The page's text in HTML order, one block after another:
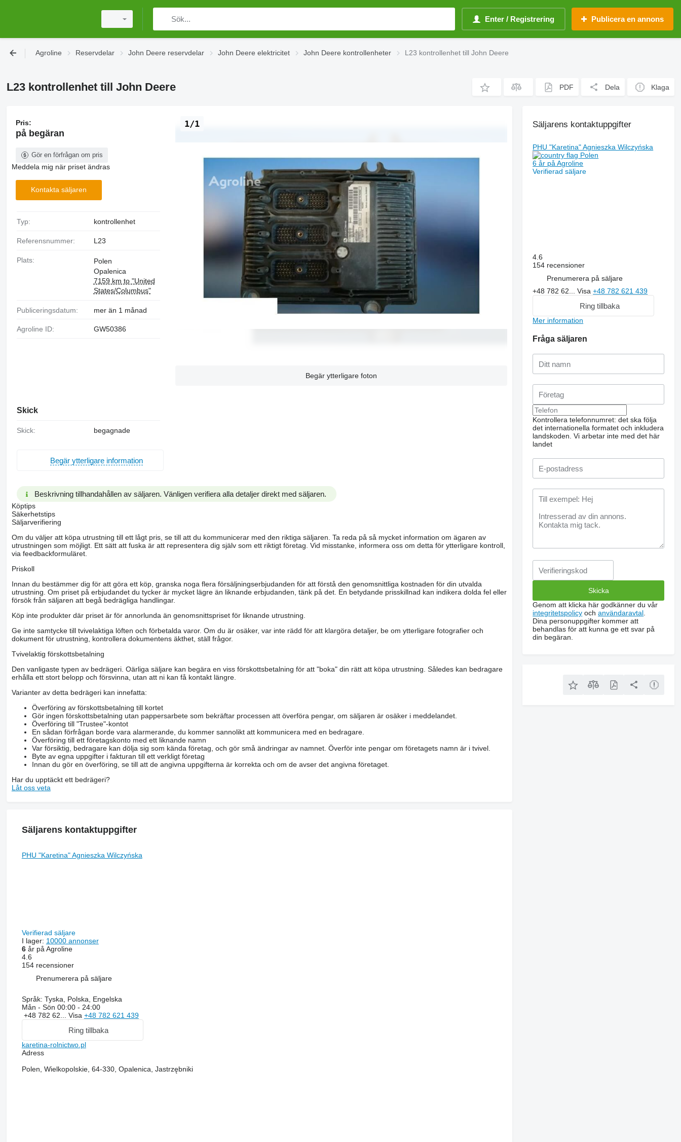
Enter / Registrering Publicera en annons
Agroline Reservdelar John Deere reservdelar John Deere elektricitet John Deere kontrollenheter L23 kontrollenhet till John Deere
L23 kontrollenhet till John Deere PDF Dela Klaga
1/1
Begär ytterligare foton
Pris:
på begäran
Gör en förfrågan om pris
Meddela mig när priset ändras
Kontakta säljaren
Typ: kontrollenhet
Referensnummer: L23
Plats:
Polen
Opalenica
7159 km to "United
States/Columbus"
Publiceringsdatum: mer än 1 månad
Agroline ID: GW50386
Skick
Skick: begagnade
Begär ytterligare information
Beskrivning tillhandahållen av säljaren. Vänligen verifiera alla detaljer direkt med säljaren.
Köptips
Säkerhetstips
Säljarverifiering
Om du väljer att köpa utrustning till ett lågt pris, se till att du kommunicerar med den riktiga säljaren. Ta reda på så mycket information om ägaren av
utrustningen som möjligt. Ett sätt att fuska är att representera dig själv som ett riktigt företag. Vid misstanke, informera oss om detta för ytterligare kontroll,
via feedbackformuläret.
Priskoll
Innan du bestämmer dig för att göra ett köp, granska noga flera försäljningserbjudanden för att förstå den genomsnittliga kostnaden för din utvalda
utrustning. Om priset på erbjudandet du tycker är mycket lägre än liknande erbjudanden, tänk på det. En betydande prisskillnad kan indikera dolda fel eller
försök från säljaren att begå bedrägliga handlingar.
Köp inte produkter där priset är för annorlunda än genomsnittspriset för liknande utrustning.
Ge inte samtycke till tvivelaktiga löften och förbetalda varor. Om du är osäker, var inte rädd för att klargöra detaljer, be om ytterligare fotografier och
dokument för utrustning, kontrollera dokumentens äkthet, ställ frågor.
Tvivelaktig förskottsbetalning
Den vanligaste typen av bedrägeri. Oärliga säljare kan begära en viss förskottsbetalning för att "boka" din rätt att köpa utrustning. Således kan bedragare
erhålla ett stort belopp och försvinna, utan att ni kan få kontakt längre.
Varianter av detta bedrägeri kan innefatta:
Överföring av förskottsbetalning till kortet
Gör ingen förskottsbetalning utan pappersarbete som bekräftar processen att överföra pengar, om säljaren är osäker i meddelandet.
Överföring till "Trustee"-kontot
En sådan förfrågan borde vara alarmerande, du kommer sannolikt att kommunicera med en bedragare.
Överföring till ett företagskonto med ett liknande namn
Var försiktig, bedragare kan dölja sig som kända företag, och gör små ändringar av namnet. Överför inte pengar om företagets namn är i tvivel.
Byte av egna uppgifter i fakturan till ett verkligt företag
Innan du gör en överföring, se till att de angivna uppgifterna är korrekta och om de avser det angivna företaget.
Har du upptäckt ett bedrägeri?
Låt oss veta
Säljarens kontaktuppgifter
PHU "Karetina" Agnieszka Wilczyńska
Verifierad säljare
I lager: 10000 annonser
6år på Agroline
4.6
154 recensioner
Prenumerera på säljare
Språk: Tyska, Polska, Engelska
Mån - Sön 00:00 - 24:00
+48 782 62... Visa +48 782 621 439
Ring tillbaka
karetina-rolnictwo.pl
Adress
Polen, Wielkopolskie, 64-330, Opalenica, Jastrzębniki
Säljarens kontaktuppgifter
PHU "Karetina" Agnieszka Wilczyńska
Polen
6 år på Agroline
Verifierad säljare
4.6
154 recensioner
Prenumerera på säljare
+48 782 62...Visa+48 782 621 439
Ring tillbaka
Mer information
Fråga säljaren
Kontrollera telefonnumret: det ska följa
det internationella formatet och inkludera
landskoden. Vi arbetar inte med det här
landet
Genom att klicka här godkänner du vår
integritetspolicy ochanvändaravtal
Dina personuppgifter kommer att
behandlas för att kunna ge ett svar på
din begäran.